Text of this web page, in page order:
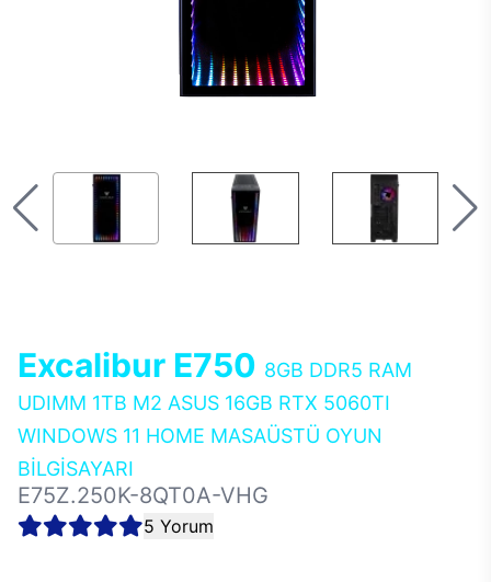
Excalibur E750 8GB DDR5 RAM
UDIMM 1TB M2 ASUS 16GB RTX 5060TI
WINDOWS 11 HOME MASAÜSTÜ OYUN
BİLGİSAYARI
E75Z.250K-8QT0A-VHG
5 Yorum